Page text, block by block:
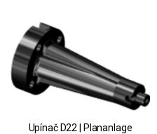
Upínač D22 | Plananlage